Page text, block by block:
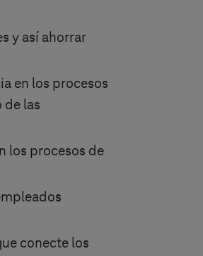
y así ahorrar
en los procesos
las
los procesos de
conecte los